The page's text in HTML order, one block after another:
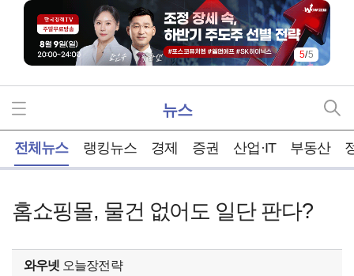
5/5
뉴스
전체뉴스 랭킹뉴스 경제 증권 산업·IT 부동산
홈쇼핑몰, 물건 없어도 일단 판다?
와우넷 오늘장전략